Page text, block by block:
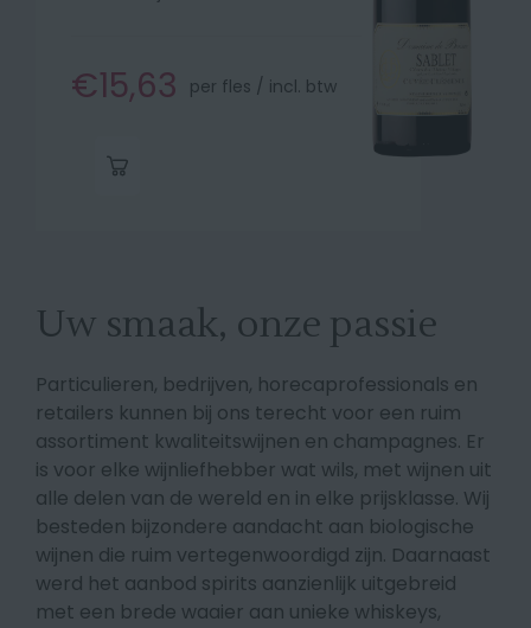
€15,63 per fles / incl. btw
Uw smaak, onze passie
Particulieren, bedrijven, horecaprofessionals en
retailers kunnen bij ons terecht voor een ruim
assortiment kwaliteitswijnen en champagnes. Er
is voor elke wijnliefhebber wat wils, met wijnen uit
alle delen van de wereld en in elke prijsklasse. Wij
besteden bijzondere aandacht aan biologische
wijnen die ruim vertegenwoordigd zijn. Daarnaast
werd het aanbod spirits aanzienlijk uitgebreid
met een brede waaier aan unieke whiskeys,